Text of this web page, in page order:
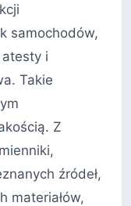
samochodów,
i
Takie
Z
źródeł,
materiałów,